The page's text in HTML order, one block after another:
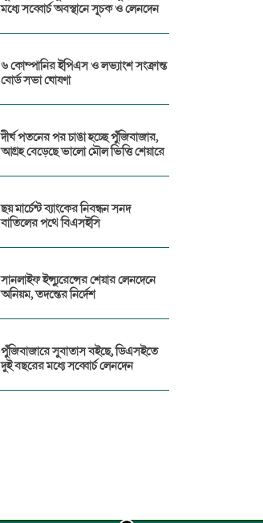
মধ্যে সব্বোর্চ অবস্থানে সূচক ও লেনদেন
৬ কোম্পানির ইপিএস ও লভ্যাংশ সংক্রান্ত
বোর্ড সভা ঘোষণা
দীর্ঘ পতনের পর চাঙা হচ্ছে পুঁজিবাজার,
আগ্রহ বেড়েছে ভালো মৌল ভিত্তি শেয়ারে
ছয় মার্চেন্ট ব্যাংকের নিবন্ধন সনদ
বাতিলের পথে বিএসইসি
সানলাইফ ইন্স্যুরেন্সের শেয়ার লেনদেনে
অনিয়ম, তদন্তের নির্দেশ
পুঁজিবাজারে সুবাতাস বইছে, ডিএসইতে
দুই বছরের মধ্যে সব্বোর্চ লেনদেন